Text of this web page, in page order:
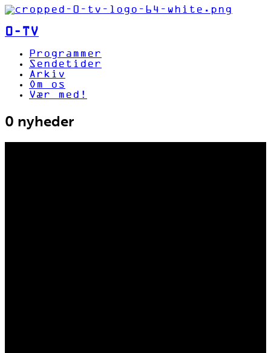
0-TV
Programmer
Sendetider
Arkiv
Om os
Vær med!
0 nyheder